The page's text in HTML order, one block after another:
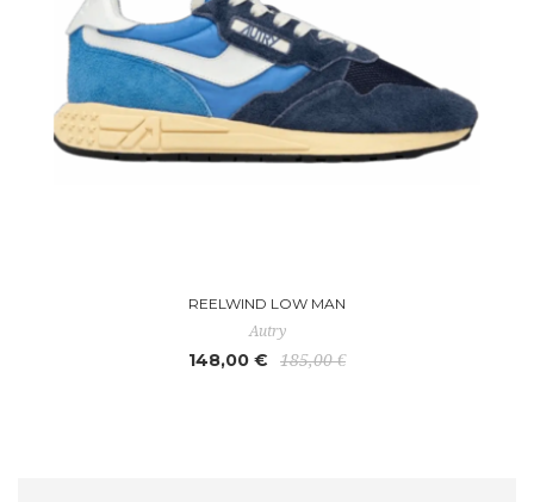
REELWIND LOW MAN
Autry
148,00 € 185,00 €